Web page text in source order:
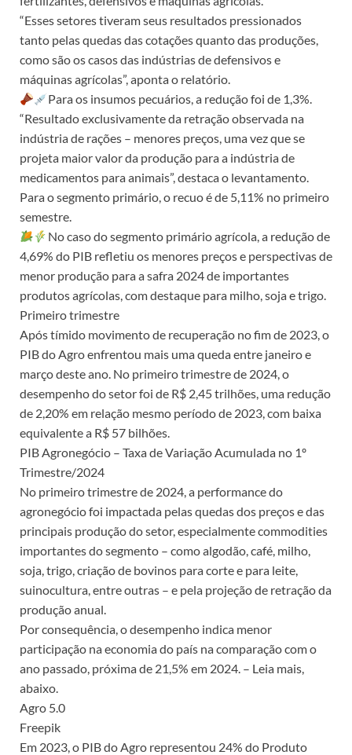
“Esses setores tiveram seus resultados pressionados
tanto pelas quedas das cotações quanto das produções,
como são os casos das indústrias de defensivos e
máquinas agrícolas”, aponta o relatório.
Para os insumos pecuários, a redução foi de 1,3%.
“Resultado exclusivamente da retração observada na
indústria de rações – menores preços, uma vez que se
projeta maior valor da produção para a indústria de
medicamentos para animais”, destaca o levantamento.
Para o segmento primário, o recuo é de 5,11% no primeiro
semestre.
No caso do segmento primário agrícola, a redução de
4,69% do PIB refletiu os menores preços e perspectivas de
menor produção para a safra 2024 de importantes
produtos agrícolas, com destaque para milho, soja e trigo.
Primeiro trimestre
Após tímido movimento de recuperação no fim de 2023, o
PIB do Agro enfrentou mais uma queda entre janeiro e
março deste ano. No primeiro trimestre de 2024, o
desempenho do setor foi de R$ 2,45 trilhões, uma redução
de 2,20% em relação mesmo período de 2023, com baixa
equivalente a R$ 57 bilhões.
PIB Agronegócio – Taxa de Variação Acumulada no 1º
Trimestre/2024
No primeiro trimestre de 2024, a performance do
agronegócio foi impactada pelas quedas dos preços e das
principais produção do setor, especialmente commodities
importantes do segmento – como algodão, café, milho,
soja, trigo, criação de bovinos para corte e para leite,
suinocultura, entre outras – e pela projeção de retração da
produção anual.
Por consequência, o desempenho indica menor
participação na economia do país na comparação com o
ano passado, próxima de 21,5% em 2024. – Leia mais,
abaixo.
Agro 5.0
Freepik
Em 2023, o PIB do Agro representou 24% do Produto